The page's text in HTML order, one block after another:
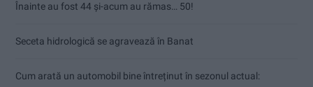
Înainte au fost 44 și-acum au rămas… 50!
Seceta hidrologică se agravează în Banat
Cum arată un automobil bine întreținut în sezonul actual: